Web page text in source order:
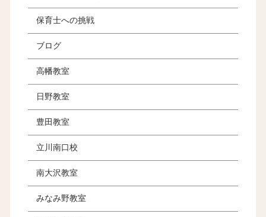
保育士への挑戦
ブログ
高幡教室
日野教室
豊田教室
立川南口校
南大沢教室
みなみ野教室